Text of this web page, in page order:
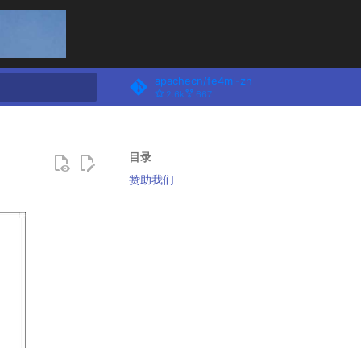
apachecn/fe4ml-zh
2.6k 667
目录
赞助我们